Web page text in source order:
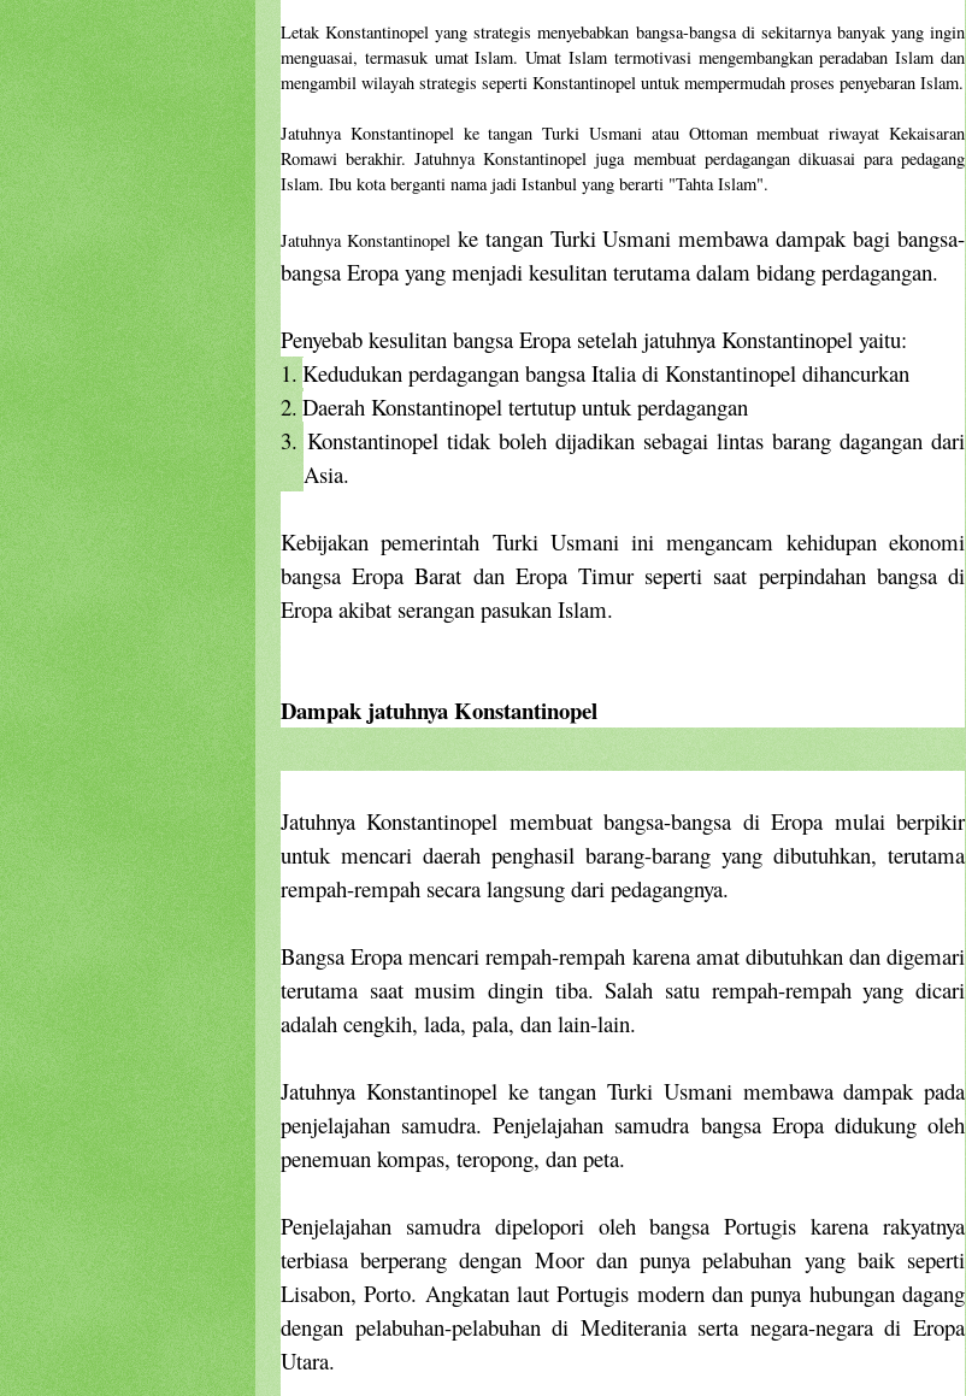
Letak Konstantinopel yang strategis menyebabkan bangsa-bangsa di sekitarnya banyak yang ingin
menguasai, termasuk umat Islam. Umat Islam termotivasi mengembangkan peradaban Islam dan
mengambil wilayah strategis seperti Konstantinopel untuk mempermudah proses penyebaran Islam.
Jatuhnya Konstantinopel ke tangan Turki Usmani atau Ottoman membuat riwayat Kekaisaran
Romawi berakhir. Jatuhnya Konstantinopel juga membuat perdagangan dikuasai para pedagang
Islam. Ibu kota berganti nama jadi Istanbul yang berarti "Tahta Islam".
Jatuhnya Konstantinopelke tangan Turki Usmani membawa dampak bagi bangsa-
bangsa Eropa yang menjadi kesulitan terutama dalam bidang perdagangan.
Penyebab kesulitan bangsa Eropa setelah jatuhnya Konstantinopel yaitu:
1. Kedudukan perdagangan bangsa Italia di Konstantinopel dihancurkan
2. Daerah Konstantinopel tertutup untuk perdagangan
3. Konstantinopel tidak boleh dijadikan sebagai lintas barang dagangan dari
Asia.
Kebijakan pemerintah Turki Usmani ini mengancam kehidupan ekonomi
bangsa Eropa Barat dan Eropa Timur seperti saat perpindahan bangsa di
Eropa akibat serangan pasukan Islam.
Dampak jatuhnya Konstantinopel
Jatuhnya Konstantinopel membuat bangsa-bangsa di Eropa mulai berpikir
untuk mencari daerah penghasil barang-barang yang dibutuhkan, terutama
rempah-rempah secara langsung dari pedagangnya.
Bangsa Eropa mencari rempah-rempah karena amat dibutuhkan dan digemari
terutama saat musim dingin tiba. Salah satu rempah-rempah yang dicari
adalah cengkih, lada, pala, dan lain-lain.
Jatuhnya Konstantinopel ke tangan Turki Usmani membawa dampak pada
penjelajahan samudra. Penjelajahan samudra bangsa Eropa didukung oleh
penemuan kompas, teropong, dan peta.
Penjelajahan samudra dipelopori oleh bangsa Portugis karena rakyatnya
terbiasa berperang dengan Moor dan punya pelabuhan yang baik seperti
Lisabon, Porto. Angkatan laut Portugis modern dan punya hubungan dagang
dengan pelabuhan-pelabuhan di Mediterania serta negara-negara di Eropa
Utara.